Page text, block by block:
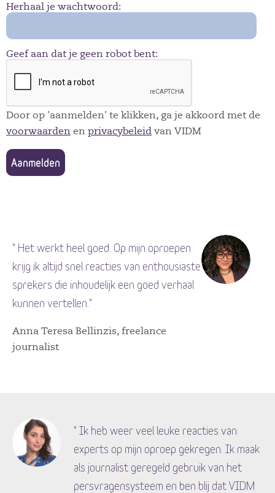
Herhaal je wachtwoord:
Geef aan dat je geen robot bent:
Door op 'aanmelden' te klikken, ga je akkoord met de
voorwaarden en privacybeleid van VIDM
" Het werkt heel goed. Op mijn oproepen
krijg ik altijd snel reacties van enthousiaste
sprekers die inhoudelijk een goed verhaal
kunnen vertellen."
Anna Teresa Bellinzis, freelance
journalist
" Ik heb weer veel leuke reacties van
experts op mijn oproep gekregen. Ik maak
als journalist geregeld gebruik van het
persvragensysteem en ben blij dat VIDM